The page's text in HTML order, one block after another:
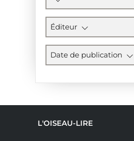
Éditeur
Date de publication
L'OISEAU-LIRE